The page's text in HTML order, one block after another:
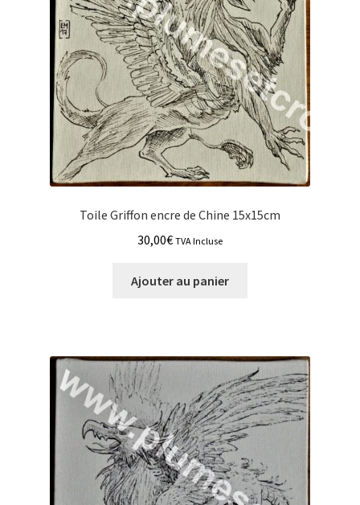
Toile Griffon encre de Chine 15x15cm
30,00€ TVA Incluse
Ajouter au panier